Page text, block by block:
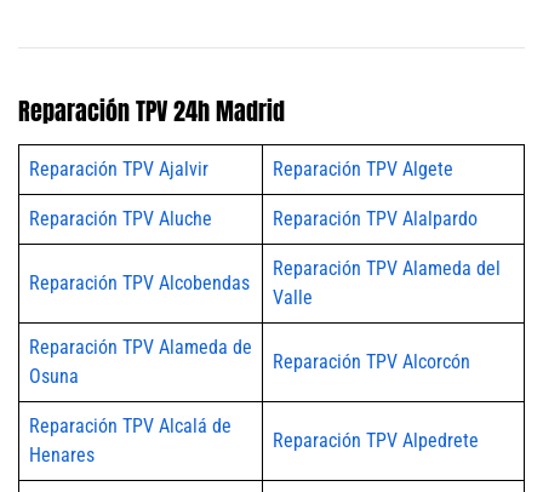
Reparación TPV 24h Madrid
Reparación TPV Ajalvir Reparación TPV Algete
Reparación TPV Aluche Reparación TPV Alalpardo
Reparación TPV Alcobendas
Reparación TPV Alameda del
Valle
Reparación TPV Alameda de
Osuna
Reparación TPV Alcorcón
Reparación TPV Alcalá de
Henares
Reparación TPV Alpedrete